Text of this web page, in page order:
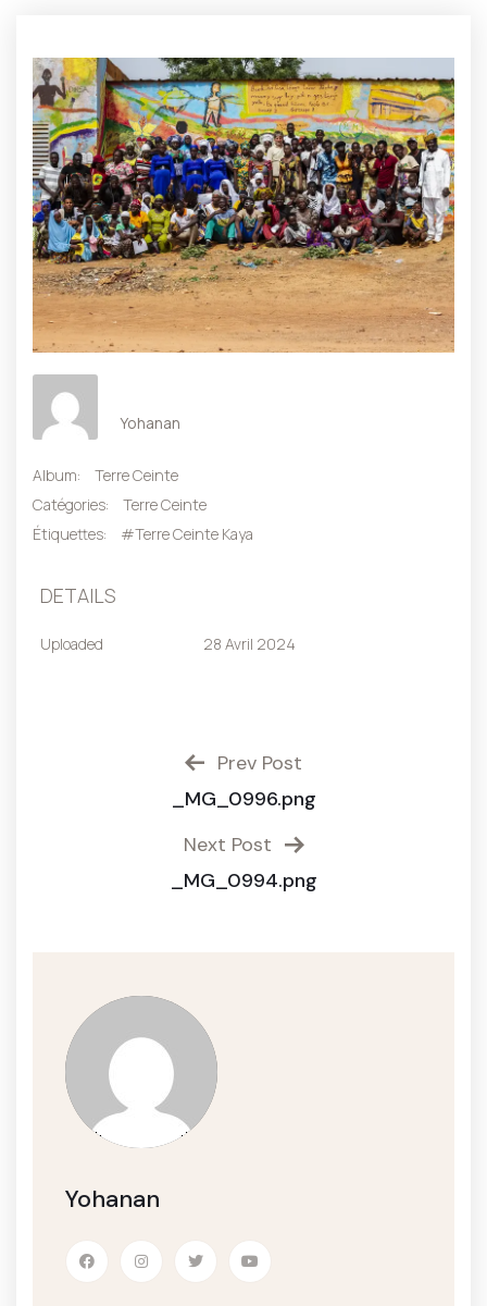
Yohanan
Album:
Terre Ceinte
Catégories:
Terre Ceinte
Étiquettes:
#Terre Ceinte Kaya
DETAILS
Uploaded 28 Avril 2024
Prev Post
_MG_0996.png
Next Post
_MG_0994.png
Yohanan